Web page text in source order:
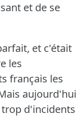
et de se
et c'était
les
français les
aujourd'hui
trop d'incidents